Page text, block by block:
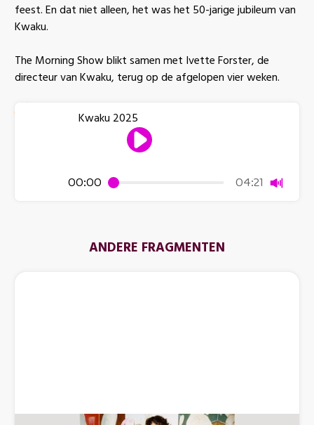
feest. En dat niet alleen, het was het 50-jarige jubileum van
Kwaku.
The Morning Show blikt samen met Ivette Forster, de
directeur van Kwaku, terug op de afgelopen vier weken.
00:00 04:21 Dempen
Kwaku 2025
ANDERE FRAGMENTEN